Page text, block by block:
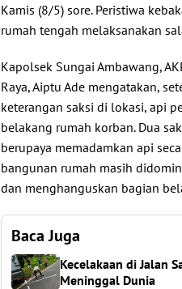
Kamis (8/5) sore. Peristiwa
rumah tengah melaksanakan
Kapolsek Sungai Ambawang,
Raya, Aiptu Ade mengatakan,
keterangan saksi di lokasi, api
belakang rumah korban. Dua
berupaya memadamkan api
bangunan rumah masih
dan menghanguskan bagian
Baca Juga
Kecelakaan di Jalan
Meninggal Dunia